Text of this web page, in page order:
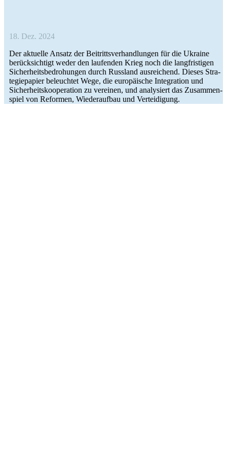
18. Dez. 2024
Der aktu­elle Ansatz der Bei­tritts­ver­hand­lun­gen für die Ukraine
berück­sich­tigt weder den lau­fen­den Krieg noch die lang­fris­ti­gen
Sicher­heits­be­dro­hun­gen durch Russ­land aus­rei­chend. Dieses Stra­
te­gie­pa­pier beleuch­tet Wege, die euro­päi­sche Inte­gra­tion und
Sicher­heits­ko­ope­ra­tion zu ver­ei­nen, und ana­ly­siert das Zusam­men­
spiel von Refor­men, Wie­der­auf­bau und Verteidigung.